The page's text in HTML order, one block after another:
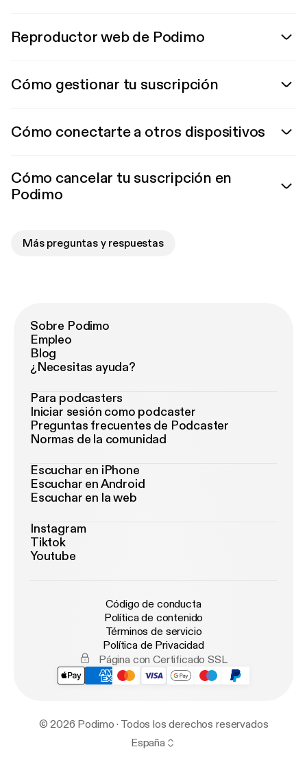
Reproductor web de Podimo
Cómo gestionar tu suscripción
Cómo conectarte a otros dispositivos
Cómo cancelar tu suscripción en
Podimo
Más preguntas y respuestas
Sobre Podimo
Empleo
Blog
¿Necesitas ayuda?
Para podcasters
Iniciar sesión como podcaster
Preguntas frecuentes de Podcaster
Normas de la comunidad
Escuchar en iPhone
Escuchar en Android
Escuchar en la web
Instagram
Tiktok
Youtube
Código de conducta
Política de contenido
Términos de servicio
Política de Privacidad
Página con Certificado SSL
© 2026 Podimo · Todos los derechos reservados
España